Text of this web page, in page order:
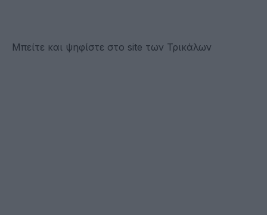
Μπείτε και ψηφίστε στο site των Τρικάλων